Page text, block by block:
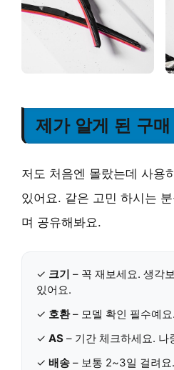
제가 알게 된 구매
저도 처음엔 몰랐는데 사용
있어요. 같은 고민 하시는
며 공유해봐요.
✓ 크기 – 꼭 재보세요. 생각
있어요.
✓ 호환– 모델 확인 필수예
✓ AS – 기간 체크하세요. 나
✓ 배송 – 보통 2~3일 걸려